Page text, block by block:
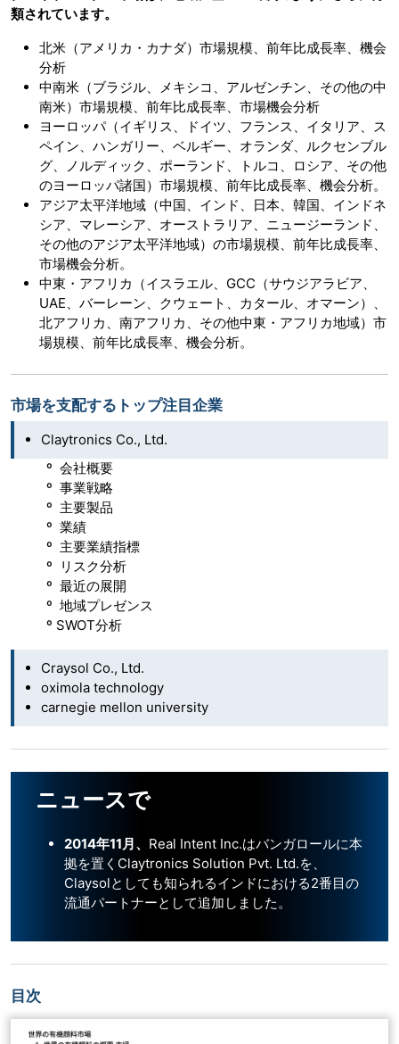
類されています。
北米（アメリカ・カナダ）市場規模、前年比成長率、機会
分析
中南米（ブラジル、メキシコ、アルゼンチン、その他の中
南米）市場規模、前年比成長率、市場機会分析
ヨーロッパ（イギリス、ドイツ、フランス、イタリア、ス
ペイン、ハンガリー、ベルギー、オランダ、ルクセンブル
グ、ノルディック、ポーランド、トルコ、ロシア、その他
のヨーロッパ諸国）市場規模、前年比成長率、機会分析。
アジア太平洋地域（中国、インド、日本、韓国、インドネ
シア、マレーシア、オーストラリア、ニュージーランド、
その他のアジア太平洋地域）の市場規模、前年比成長率、
市場機会分析。
中東・アフリカ（イスラエル、GCC（サウジアラビア、
UAE、バーレーン、クウェート、カタール、オマーン）、
北アフリカ、南アフリカ、その他中東・アフリカ地域）市
場規模、前年比成長率、機会分析。
市場を支配するトップ注目企業
Claytronics Co., Ltd.
º 会社概要
º 事業戦略
º 主要製品
º 業績
º 主要業績指標
º リスク分析
º 最近の展開
º 地域プレゼンス
º SWOT分析
Craysol Co., Ltd.
oximola technology
carnegie mellon university
ニュースで
2014年11月、 Real Intent Inc.はバンガロールに本
拠を置くClaytronics Solution Pvt. Ltd.を、
Claysolとしても知られるインドにおける2番目の
流通パートナーとして追加しました。
目次